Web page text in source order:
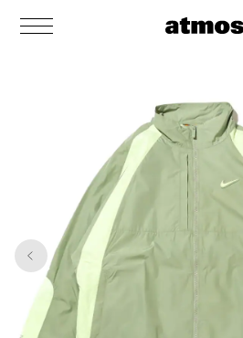
MEN
アクセサリー
その他
シューズ
その他
すべてのシューズ
ウェア
ソックス
アンダーウェア
水着
バッグ
バックパック / リュック
ショルダー / メッセンジャーバッグ
トート / エコバッグ
クラッチ / セカンドバッグ
ウエストバッグ
その他
アクセサリー
グッズ / アクセサリー
その他
すべてのアクセサリー
その他
おもちゃ / フィギュア
すべてのその他
WOMENS
アクセサリー
その他
シューズ
サンダル / パンプス
その他
すべてのシューズ
ウェア
ワンピース
スカート
ソックス
バッグ
バックパック / リュック
ショルダー / メッセンジャーバッグ
トート / エコバッグ
クラッチ / セカンドバッグ
ウエストバッグ
その他
アクセサリー
グッズ / アクセサリー
その他
すべてのアクセサリー
その他
おもちゃ / フィギュア
すべてのその他
1 6